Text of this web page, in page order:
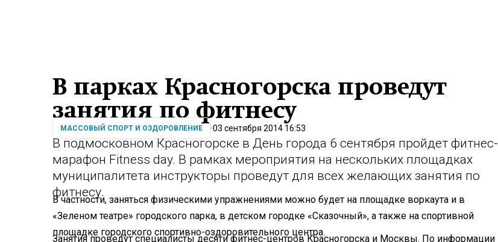
В парках Красногорска проведут
занятия по фитнесу
МАССОВЫЙ СПОРТ И ОЗДОРОВЛЕНИЕ 03 сентября 2014 16:53
В подмосковном Красногорске в День города 6 сентября пройдет фитнес-
марафон Fitness day. В рамках мероприятия на нескольких площадках
муниципалитета инструкторы проведут для всех желающих занятия по
фитнесу.
В частности, заняться физическими упражнениями можно будет на площадке воркаута и в
«Зеленом театре» городского парка, в детском городке «Сказочный», а также на спортивной
площадке городского спортивно-оздоровительного центра.
Занятия проведут специалисты десяти фитнес-центров Красногорска и Москвы. По информации